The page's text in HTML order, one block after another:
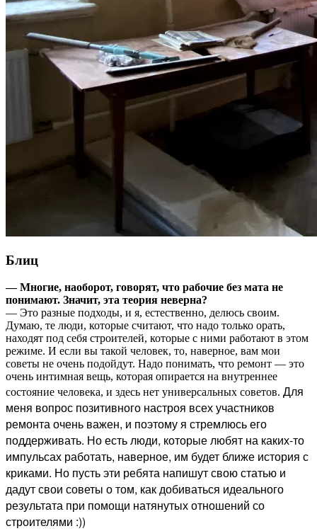
Блиц
— Многие, наоборот, говорят, что рабочие без мата не
понимают. Значит, эта теория неверна?
— Это разные подходы, и я, естественно, делюсь своим.
Думаю, те люди, которые считают, что надо только орать,
находят под себя строителей, которые с ними работают в этом
режиме. И если вы такой человек, то, наверное, вам мои
советы не очень подойдут. Надо понимать, что ремонт — это
очень интимная вещь, которая опирается на внутреннее
состояние человека, и здесь нет универсальных советов. Для
меня вопрос позитивного настроя всех участников
ремонта очень важен, и поэтому я стремлюсь его
поддерживать. Но есть люди, которые любят на каких-то
импульсах работать, наверное, им будет ближе история с
криками. Но пусть эти ребята напишут свою статью и
дадут свои советы о том, как добиваться идеального
результата при помощи натянутых отношений со
строителями :))